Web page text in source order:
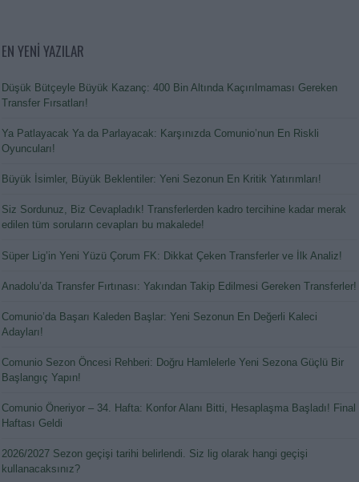
EN YENİ YAZILAR
Düşük Bütçeyle Büyük Kazanç: 400 Bin Altında Kaçırılmaması Gereken
Transfer Fırsatları!
Ya Patlayacak Ya da Parlayacak: Karşınızda Comunio’nun En Riskli
Oyuncuları!
Büyük İsimler, Büyük Beklentiler: Yeni Sezonun En Kritik Yatırımları!
Siz Sordunuz, Biz Cevapladık! Transferlerden kadro tercihine kadar merak
edilen tüm soruların cevapları bu makalede!
Süper Lig’in Yeni Yüzü Çorum FK: Dikkat Çeken Transferler ve İlk Analiz!
Anadolu’da Transfer Fırtınası: Yakından Takip Edilmesi Gereken Transferler!
Comunio’da Başarı Kaleden Başlar: Yeni Sezonun En Değerli Kaleci
Adayları!
Comunio Sezon Öncesi Rehberi: Doğru Hamlelerle Yeni Sezona Güçlü Bir
Başlangıç Yapın!
Comunio Öneriyor – 34. Hafta: Konfor Alanı Bitti, Hesaplaşma Başladı! Final
Haftası Geldi
2026/2027 Sezon geçişi tarihi belirlendi. Siz lig olarak hangi geçişi
kullanacaksınız?